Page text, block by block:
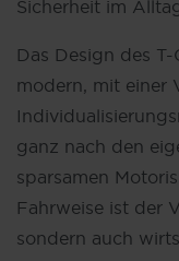
Sicherheit im
Das Design des
modern, mit einer
ganz nach den
sparsamen
Fahrweise ist der
sondern auch